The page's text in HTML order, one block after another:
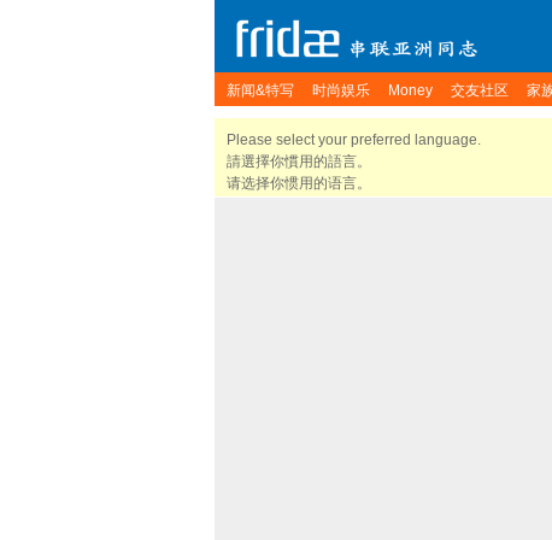
新闻&特写 时尚娱乐 Money 交友社区 家
Please select your preferred language.
請選擇你慣用的語言。
请选择你惯用的语言。